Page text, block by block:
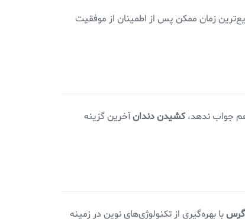
زمان ممکن پس از اطمینان از موفقیت
جواب ندهد، کشیدن دندانآخرین گزینه
با بهره‌گیری از تکنولوژی‌های نوین در زمینه